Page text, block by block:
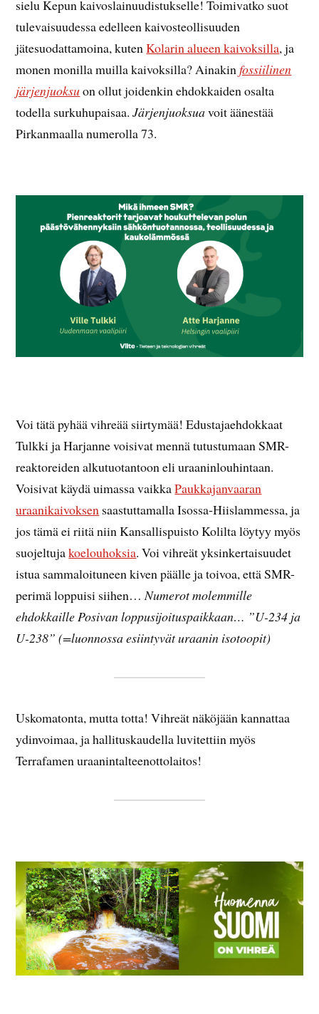
sielu Kepun kaivoslainuudistukselle! Toimivatko suot
tulevaisuudessa edelleen kaivosteollisuuden
jätesuodattamoina, kutenKolarin alueen kaivoksilla, ja
monen monilla muilla kaivoksilla? Ainakinfossiilinen
järjenjuoksuon ollut joidenkin ehdokkaiden osalta
todella surkuhupaisaa.Järjenjuoksuavoit äänestää
Pirkanmaalla numerolla 73.
Voi tätä pyhää vihreää siirtymää! Edustajaehdokkaat
Tulkki ja Harjanne voisivat mennä tutustumaan SMR-
reaktoreiden alkutuotantoon eli uraaninlouhintaan.
Voisivat käydä uimassa vaikkaPaukkajanvaaran
uraanikaivoksen saastuttamalla Isossa-Hiislammessa, ja
jos tämä ei riitä niin Kansallispuisto Kolilta löytyy myös
suojeltujakoelouhoksia. Voi vihreät yksinkertaisuudet
istua sammaloituneen kiven päälle ja toivoa, että SMR-
perimä loppuisi siihen…Numerot molemmille
ehdokkaille Posivan loppusijoituspaikkaan… ”U-234 ja
U-238” (=luonnossa esiintyvät uraanin isotoopit)
Uskomatonta, mutta totta! Vihreät näköjään kannattaa
ydinvoimaa, ja hallituskaudella luvitettiin myös
Terrafamen uraanintalteenottolaitos!